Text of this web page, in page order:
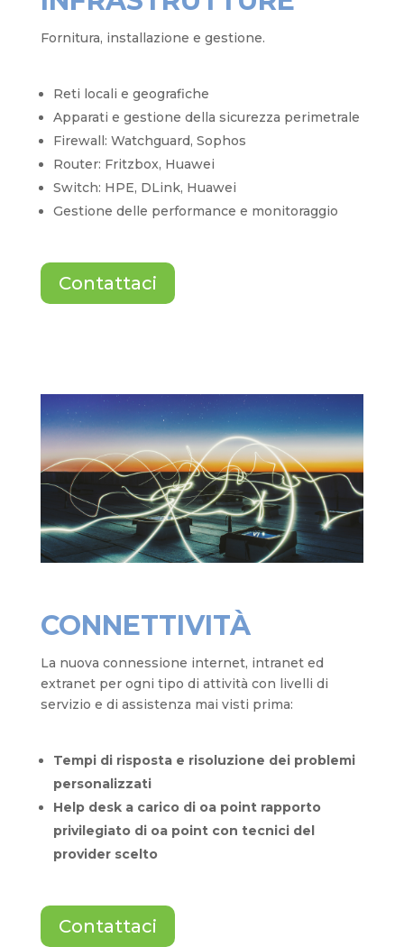
Fornitura, installazione e gestione.
Reti locali e geografiche
Apparati e gestione della sicurezza perimetrale
Firewall: Watchguard, Sophos
Router: Fritzbox, Huawei
Switch: HPE, DLink, Huawei
Gestione delle performance e monitoraggio
Contattaci
CONNETTIVITÀ
La nuova connessione internet, intranet ed
extranet per ogni tipo di attività con livelli di
servizio e di assistenza mai visti prima:
Tempi di risposta e risoluzione dei problemi
personalizzati
Help desk a carico di oa point rapporto
privilegiato di oa point con tecnici del
provider scelto
Contattaci